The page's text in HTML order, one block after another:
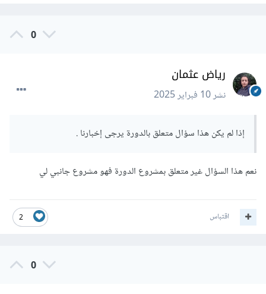
0
رياض عثمان
نشر10 فبراير 2025
إذا لم يكن هذا سؤال متعلق بالدورة يرجى إخبارنا .
نعم هذا السؤال غير متعلق بمشروع الدورة فهو مشروع جانبي لي
2 اقتباس
0